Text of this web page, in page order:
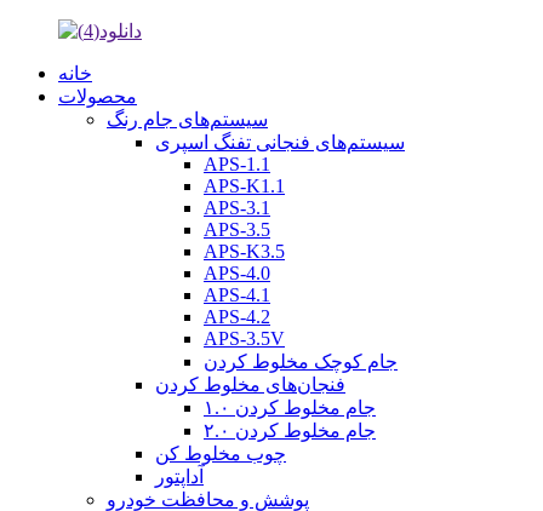
خانه
محصولات
سیستم‌های جام رنگ
سیستم‌های فنجانی تفنگ اسپری
APS-1.1
APS-K1.1
APS-3.1
APS-3.5
APS-K3.5
APS-4.0
APS-4.1
APS-4.2
APS-3.5V
جام کوچک مخلوط کردن
فنجان‌های مخلوط کردن
جام مخلوط کردن ۱.۰
جام مخلوط کردن ۲.۰
چوب مخلوط کن
آداپتور
پوشش و محافظت خودرو